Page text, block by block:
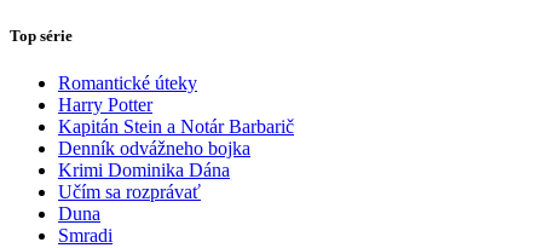
Top série
Romantické úteky
Harry Potter
Kapitán Stein a Notár Barbarič
Denník odvážneho bojka
Krimi Dominika Dána
Učím sa rozprávať
Duna
Smradi